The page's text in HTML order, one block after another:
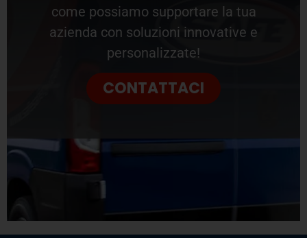
come possiamo supportare la tua
azienda con soluzioni innovative e
personalizzate!
CONTATTACI